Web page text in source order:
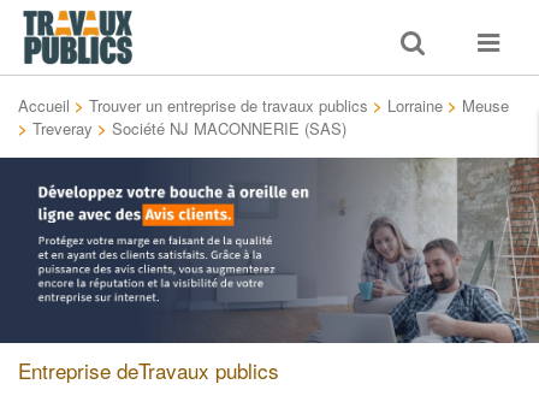
Toggle
search
Toggle
Accueil > Trouver un entreprise de travaux publics > Lorraine > Meuse
> Treveray > Société NJ MACONNERIE (SAS)
Entreprise deTravaux publics